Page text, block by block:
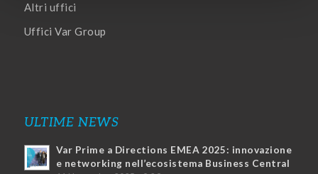
Altri uffici
Uffici Var Group
ULTIME NEWS
Var Prime a Directions EMEA 2025: innovazione
e networking nell’ecosistema Business Central